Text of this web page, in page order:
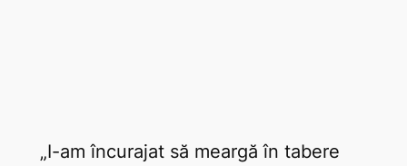
„I-am încurajat să meargă în tabere